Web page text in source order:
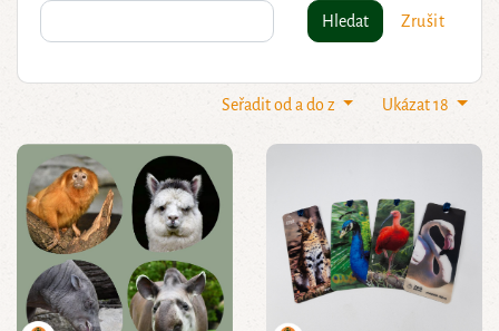
Hledat Zrušit
Ukázat 18
Seřadit od a do z